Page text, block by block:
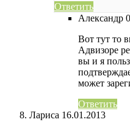
Ответить
Александр
Вот тут то
Адвизоре
вы и я
может
Ответить
Лариса 16.01.2013